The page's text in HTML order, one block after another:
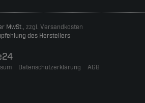
MwSt., zzgl. Versandkosten
des Herstellers
Datenschutzerklärung AGB